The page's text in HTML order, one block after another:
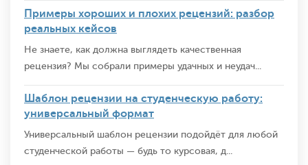
Примеры хороших и плохих рецензий: разбор
реальных кейсов
Не знаете, как должна выглядеть качественная
рецензия? Мы собрали примеры удачных и неудач...
Шаблон рецензии на студенческую работу:
универсальный формат
Универсальный шаблон рецензии подойдёт для любой
студенческой работы — будь то курсовая, д...